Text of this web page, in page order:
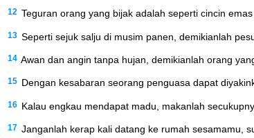
12 Teguran orang yang bijak adalah seperti cincin
13 Seperti sejuk salju di musim panen, demikianlah
14 Awan dan angin tanpa hujan, demikianlah orang
15 Dengan kesabaran seorang penguasa dapat
16 Kalau engkau mendapat madu, makanlah
17 Janganlah kerap kali datang ke rumah sesamamu,